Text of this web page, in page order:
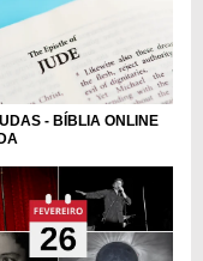
- BÍBLIA ONLINE